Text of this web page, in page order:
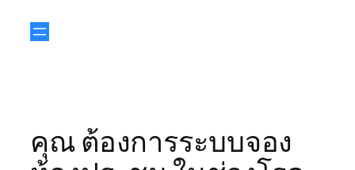
คุณ ต้องการระบบจอง